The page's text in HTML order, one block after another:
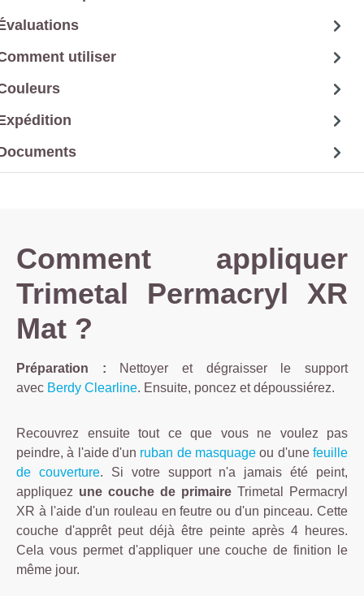
utiliser
Comment appliquer
Trimetal Permacryl XR
Mat ?
Préparation : Nettoyer et dégraisser le support
avec Berdy Clearline. Ensuite, poncez et dépoussiérez.
Recouvrez ensuite tout ce que vous ne voulez pas
peindre, à l'aide d'un ruban de masquage ou d'unefeuille
de couverture. Si votre support n'a jamais été peint,
appliquez une couche de primaire Trimetal Permacryl
XR à l'aide d'un rouleau en feutre ou d'un pinceau. Cette
couche d'apprêt peut déjà être peinte après 4 heures.
Cela vous permet d'appliquer une couche de finition le
même jour.